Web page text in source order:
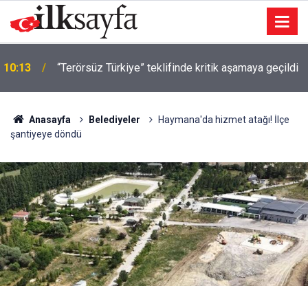
10:13 “Terörsüz Türkiye” teklifinde kritik aşamaya geçildi
Anasayfa Belediyeler
Haymana'da hizmet atağı! İlçe
şantiyeye döndü